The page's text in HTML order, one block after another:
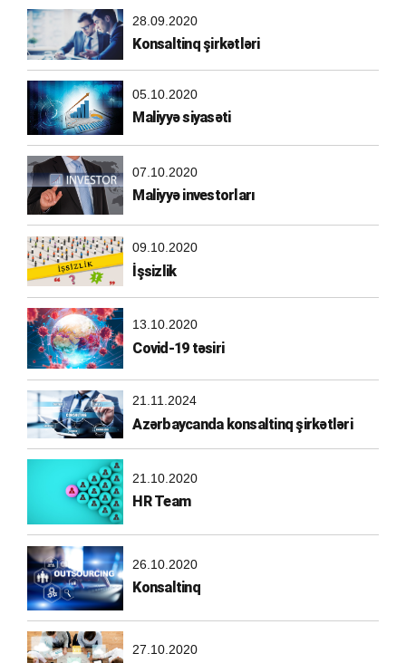
28.09.2020
Konsaltinq şirkətləri
05.10.2020
Maliyyə siyasəti
07.10.2020
Maliyyə investorları
09.10.2020
İşsizlik
13.10.2020
Covid-19 təsiri
21.11.2024
Azərbaycanda konsaltinq şirkətləri
21.10.2020
HR Team
26.10.2020
Konsaltinq
27.10.2020